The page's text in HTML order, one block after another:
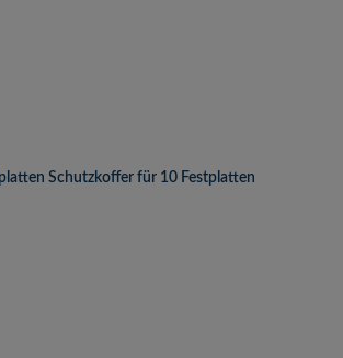
Schutzkoffer für 10 Festplatten